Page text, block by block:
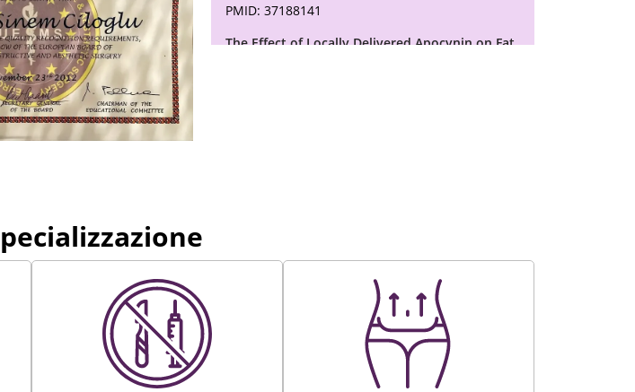
PMID: 37188141
The Effect of Locally Delivered Apocynin on Fat
2024 Mar 4. doi: 10.1007/s00266-024-03909-2.
Online ahead of print. PMID: 38438763
Direct-to-Implant Retropectoral Dual Plane
Approach With Autologous Inferior-Based
Dermal Flap: Does SPY-Elite Laser Angiographic
System Reduce Complication Rates?